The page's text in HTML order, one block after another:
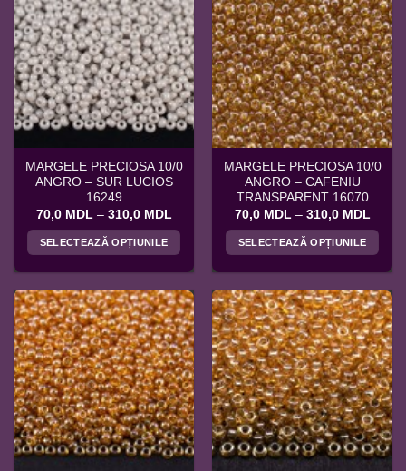
multe
variații.
Opțiunile
pot
fi
alese
în
pagina
produsului.
multe
variații.
Opțiunile
pot
fi
alese
în
pagina
produsului.
MARGELE PRECIOSA 10/0
ANGRO – SUR LUCIOS
16249
70,0 MDL – 310,0 MDL
prețuri:
70,0 MDL
la
SELECTEAZĂ OPȚIUNILE
are
mai
multe
variații.
Opțiunile
pot
fi
alese
în
MARGELE PRECIOSA 10/0
ANGRO – CAFENIU
TRANSPARENT 16070
70,0 MDL – 310,0 MDL
70,0
la
SELECTEAZĂ OPȚIUNILE
are
mai
multe
variații.
Opțiunile
pot
fi
alese
în